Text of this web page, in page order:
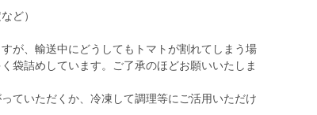
ど）
が、輸送中にどうしてもトマトが割れてしまう場
袋詰めしています。ご了承のほどお願いいたしま
ていただくか、冷凍して調理等にご活用いただけ